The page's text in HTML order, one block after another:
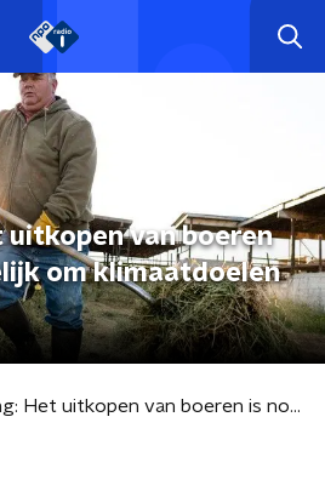
uitkopen van boeren
om klimaatdoelen
Stelling: Het uitkopen van boeren is noodzakelijk om klimaatdoelen te halen